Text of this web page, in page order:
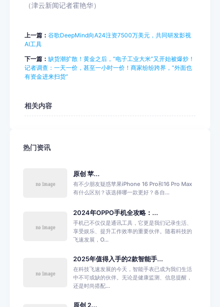
（津云新闻记者霍艳华）
上一篇： 谷歌DeepMind向A24注资7500万美元，共同研发影视
AI工具
下一篇： 缺货潮扩散！黄金之后，“电子工业大米”又开始被爆炒！
记者调查：一天一价，甚至一小时一价！商家纷纷跨界，“外面也
有资金进来扫货”
相关内容
热门资讯
原创 苹...
有不少朋友疑惑苹果iPhone 16 Pro和16 Pro Max
有什么区别？该选择哪一款更好？各自...
2024年OPPO手机全攻略：...
手机已不仅仅是通讯工具，它更是我们记录生活、
享受娱乐、提升工作效率的重要伙伴。随着科技的
飞速发展，O...
2025年值得入手的2款智能手...
在科技飞速发展的今天，智能手表已成为我们生活
中不可或缺的伙伴。无论是健康监测、信息提醒，
还是时尚搭配...
原创 2...